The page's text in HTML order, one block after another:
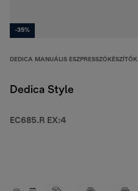
-35%
DEDICA MANUÁLIS ESZPRESSZÓKÉSZÍTŐK
Dedica Style
EC685.R EX:4